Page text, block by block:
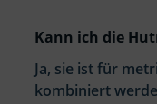
Kann ich die
Ja, sie ist für
kombiniert